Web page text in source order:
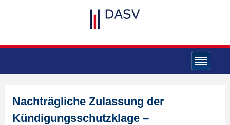
Nachträgliche Zulassung der
Kündigungsschutzklage –